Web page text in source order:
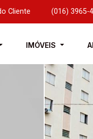
Cliente (016) 3965-
IMÓVEIS